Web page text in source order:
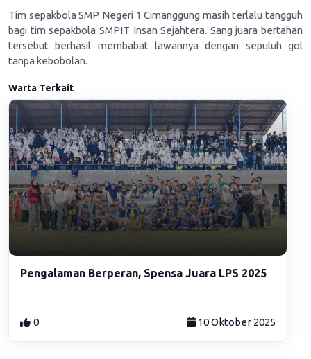
Tim sepakbola SMP Negeri 1 Cimanggung masih terlalu tangguh
bagi tim sepakbola SMPIT Insan Sejahtera. Sang juara bertahan
tersebut berhasil membabat lawannya dengan sepuluh gol
tanpa kebobolan.
Warta Terkait
Pengalaman Berperan, Spensa Juara LPS 2025
0 10 Oktober 2025